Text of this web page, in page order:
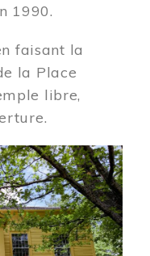
1990.
faisant la
la Place
libre,